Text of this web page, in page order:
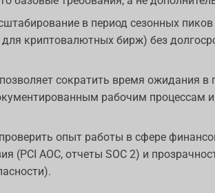
в период сезонных
криптовалютных бирж) без
сократить время ожидания
рабочим процессам
опыт работы в сфере
(PCI AOC, отчеты SOC 2) и